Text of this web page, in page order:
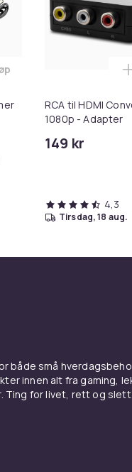
& Plastfolie i
SCART til HDMI-
RCA til HDMI
1080p - Adapter
149 kr
4,3
tirsdag, 18 aug.
både små
innen alt fra gaming,
Ting for livet, rett og slett.